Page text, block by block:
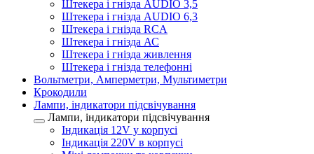
Штекера і гнізда AUDIO 3,5
Штекера і гнізда AUDIO 6,3
Штекера і гнізда RCA
Штекера і гнізда АС
Штекера і гнізда живлення
Штекера і гнізда телефонні
Вольтметри, Амперметри, Мультиметри
Крокодили
Лампи, індикатори підсвічування
Лампи, індикатори підсвічування
Індикація 12V у корпусі
Індикація 220V в корпусі